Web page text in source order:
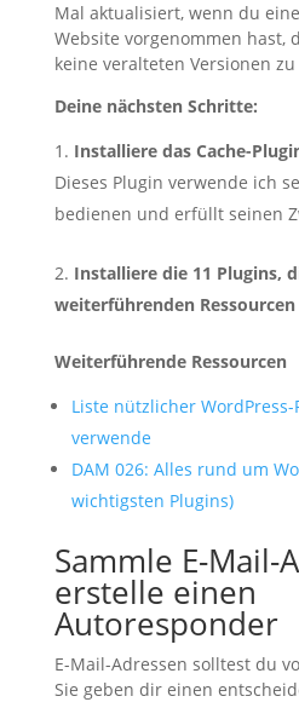
Mal aktualisiert, wenn du
Website vorgenommen hast,
keine veralteten Versionen
Deine nächsten Schritte:
Installiere das Cache-
Dieses Plugin verwende ich
bedienen und erfüllt seinen
Installiere die 11 Plugins,
weiterführenden
Weiterführende Ressourcen
Liste nützlicher
verwende
DAM 026: Alles rund um
wichtigsten Plugins)
Sammle E-Mail-
erstelle einen
Autoresponder
E-Mail-Adressen solltest du
Sie geben dir einen